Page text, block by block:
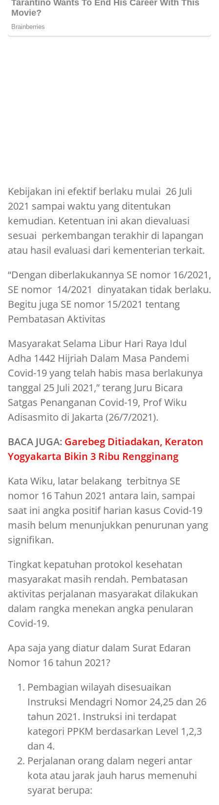
Kebijakan ini efektif berlaku mulai 26 Juli
2021 sampai waktu yang ditentukan
kemudian. Ketentuan ini akan dievaluasi
sesuai perkembangan terakhir di lapangan
atau hasil evaluasi dari kementerian terkait.
“Dengan diberlakukannya SE nomor 16/2021,
SE nomor 14/2021 dinyatakan tidak berlaku.
Begitu juga SE nomor 15/2021 tentang
Pembatasan Aktivitas
Masyarakat Selama Libur Hari Raya Idul
Adha 1442 Hijriah Dalam Masa Pandemi
Covid-19 yang telah habis masa berlakunya
tanggal 25 Juli 2021,” terang Juru Bicara
Satgas Penanganan Covid-19, Prof Wiku
Adisasmito di Jakarta (26/7/2021).
BACA JUGA: Garebeg Ditiadakan, Keraton
Yogyakarta Bikin 3 Ribu Rengginang
Kata Wiku, latar belakang terbitnya SE
nomor 16 Tahun 2021 antara lain, sampai
saat ini angka positif harian kasus Covid-19
masih belum menunjukkan penurunan yang
signifikan.
Tingkat kepatuhan protokol kesehatan
masyarakat masih rendah. Pembatasan
aktivitas perjalanan masyarakat dilakukan
dalam rangka menekan angka penularan
Covid-19.
Apa saja yang diatur dalam Surat Edaran
Nomor 16 tahun 2021?
Pembagian wilayah disesuaikan
Instruksi Mendagri Nomor 24,25 dan 26
tahun 2021. Instruksi ini terdapat
kategori PPKM berdasarkan Level 1,2,3
dan 4.
Perjalanan orang dalam negeri antar
kota atau jarak jauh harus memenuhi
syarat berupa: